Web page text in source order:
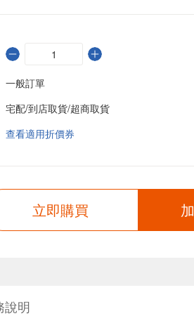
一般訂單
宅配/到店取貨/超商取貨
查看適用折價券
立即購買
說明